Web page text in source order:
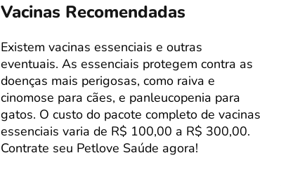
Vacinas Recomendadas
Existem vacinas essenciais e outras
eventuais. As essenciais protegem contra as
doenças mais perigosas, como raiva e
cinomose para cães, e panleucopenia para
gatos. O custo do pacote completo de vacinas
essenciais varia de R$ 100,00 a R$ 300,00.
Contrate seu Petlove Saúde agora!